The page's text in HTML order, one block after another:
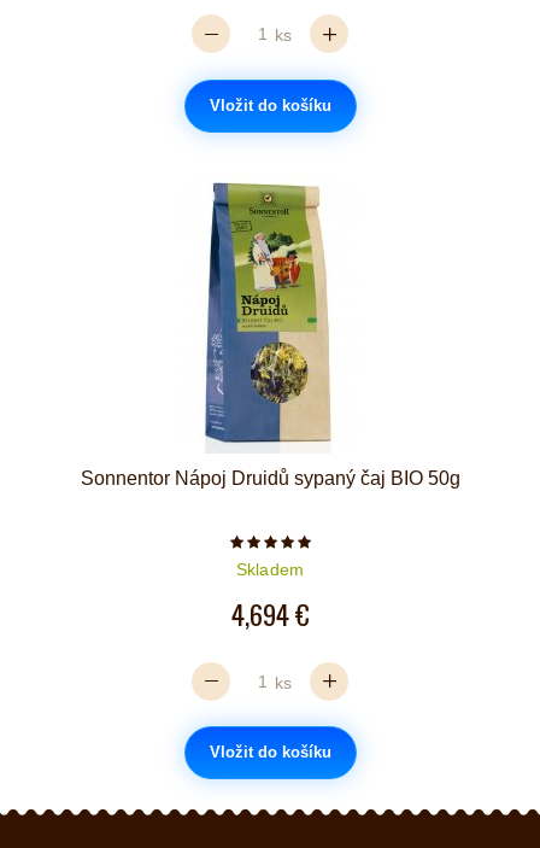
ks
Vložit do košíku
Sonnentor Nápoj Druidů sypaný čaj BIO 50g
Počet hvězdiček je 5 z 5
Skladem
4,694 €
ks
Vložit do košíku